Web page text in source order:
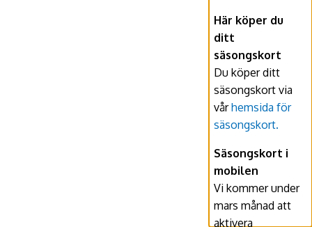
Här köper du
ditt
säsongskort
Du köper ditt
säsongskort via
vårhemsida för
säsongskort.
Säsongskort i
mobilen
Vi kommer under
mars månad att
aktivera